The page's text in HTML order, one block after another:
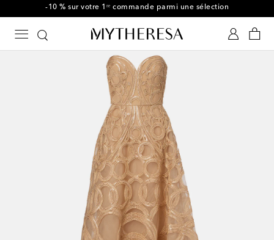
-10 % sur votre 1ʳᵉ commande parmi une sélection